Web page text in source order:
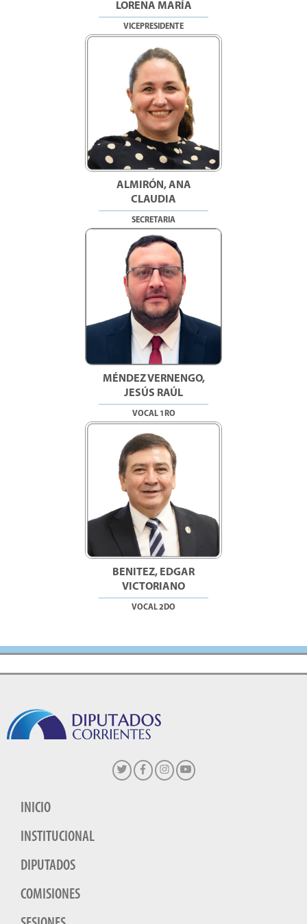
LORENA MARÍA
VICEPRESIDENTE
ALMIRÓN, ANA
CLAUDIA
SECRETARIA
MÉNDEZ VERNENGO,
JESÚS RAÚL
VOCAL 1RO
BENITEZ, EDGAR
VICTORIANO
VOCAL 2DO
INICIO
INSTITUCIONAL
DIPUTADOS
COMISIONES